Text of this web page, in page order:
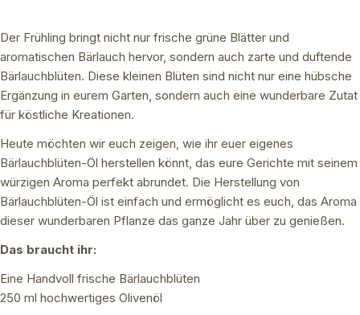
Der Frühling bringt nicht nur frische grüne Blätter und
aromatischen Bärlauch hervor, sondern auch zarte und duftende
Bärlauchblüten. Diese kleinen Blüten sind nicht nur eine hübsche
Ergänzung in eurem Garten, sondern auch eine wunderbare Zutat
für köstliche Kreationen.
Heute möchten wir euch zeigen, wie ihr euer eigenes
Bärlauchblüten-Öl herstellen könnt, das eure Gerichte mit seinem
würzigen Aroma perfekt abrundet. Die Herstellung von
Bärlauchblüten-Öl ist einfach und ermöglicht es euch, das Aroma
dieser wunderbaren Pflanze das ganze Jahr über zu genießen.
Das braucht ihr:
Eine Handvoll frische Bärlauchblüten
250 ml hochwertiges Olivenöl